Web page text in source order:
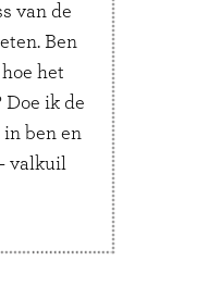
van de
Ben
het
Doe ik de
in ben en
valkuil
ik veel
…Lees